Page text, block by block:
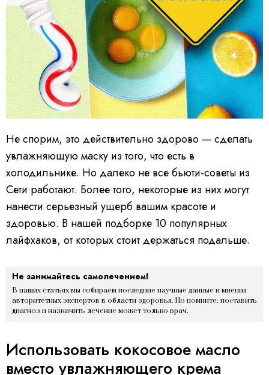
Не спорим, это действительно здорово — сделать
увлажняющую маску из того, что есть в
холодильнике. Но далеко не все бьюти-советы из
Сети работают. Более того, некоторые из них могут
нанести серьезный ущерб вашим красоте и
здоровью. В нашей подборке 10 популярных
лайфхаков, от которых стоит держаться подальше.
Не занимайтесь самолечением!
В наших статьях мы собираем последние научные данные и мнения
авторитетных экспертов в области здоровья. Но помните: поставить
диагноз и назначить лечение может только врач.
Использовать кокосовое масло
вместо увлажняющего крема